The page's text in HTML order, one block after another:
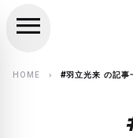
search
menu
HOME chevron_right #羽立光来 の記事